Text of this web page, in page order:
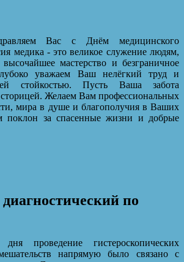
Вас с Днём медицинского
медика - это великое служение людям,
мастерство и безграничное
уважаем Ваш нелёгкий труд и
стойкостью. Пусть Ваша забота
Желаем Вам профессиональных
мира в душе и благополучия в Ваших
поклон за спасенные жизни и добрые
по
проведение гистероскопических
напрямую было связано с